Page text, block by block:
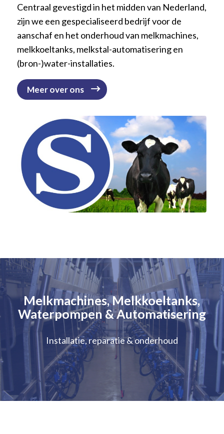
Centraal gevestigd in het midden van Nederland,
zijn we een gespecialiseerd bedrijf voor de
aanschaf en het onderhoud van melkmachines,
melkkoeltanks, melkstal-automatisering en
(bron-)water-installaties.
Meer over ons
Melkmachines, Melkkoeltanks,
Waterpompen&Automatisering
Installatie, reparatie & onderhoud